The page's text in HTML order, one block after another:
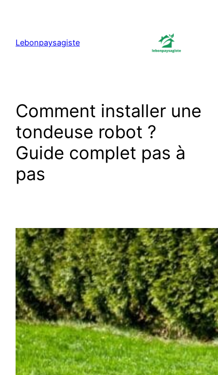
Lebonpaysagiste
Comment installer une
tondeuse robot ?
Guide complet pas à
pas